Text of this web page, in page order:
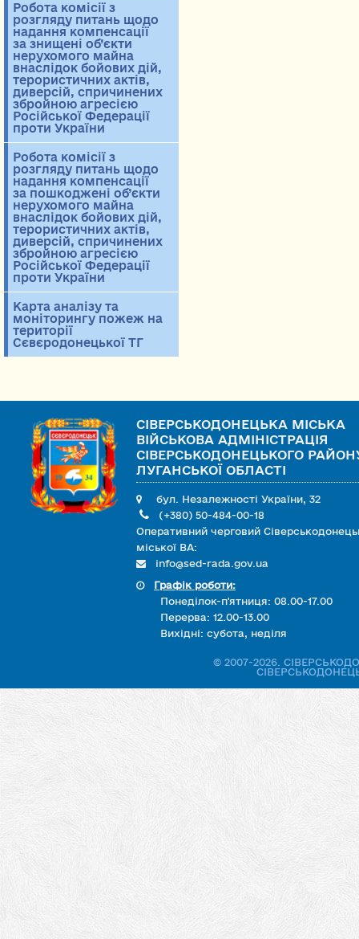
Робота комісії з
розгляду питань щодо
надання компенсації
за знищені об’єкти
нерухомого майна
внаслідок бойових дій,
терористичних актів,
диверсій, спричинених
збройною агресією
Російської Федерації
проти України
Робота комісії з
розгляду питань щодо
надання компенсації
за пошкоджені об’єкти
нерухомого майна
внаслідок бойових дій,
терористичних актів,
диверсій, спричинених
збройною агресією
Російської Федерації
проти України
Карта аналізу та
моніторингу пожеж на
території
Сєвєродонецької ТГ
СІВЕРСЬКОДОНЕЦЬКА МІСЬКА
ВІЙСЬКОВА АДМІНІСТРАЦІЯ
СІВЕРСЬКОДОНЕЦЬКОГО
ЛУГАНСЬКОЇ ОБЛАСТІ
бул. Незалежності України, 32
(+380) 50-484-00-18
Оперативний черговий
міської ВА:
info@sed-rada.gov.ua
Графік роботи:
Понеділок-п'ятниця: 08.00-17.00
Перерва: 12.00-13.00
Вихідні: субота, неділя
© 2007-2026.